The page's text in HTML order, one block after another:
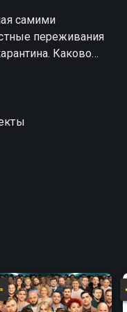
самими
переживания
Каково
без встреч с
они делятся
творчество,
поколения.
онлайн в